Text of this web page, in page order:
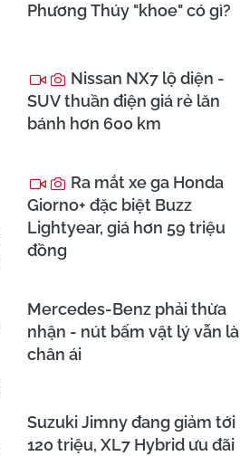
Phương Thúy "khoe" có gì?
Nissan NX7 lộ diện -
SUV thuần điện giá rẻ lăn
bánh hơn 600 km
Ra mắt xe ga Honda
Giorno+ đặc biệt Buzz
Lightyear, giá hơn 59 triệu
đồng
Mercedes-Benz phải thừa
nhận - nút bấm vật lý vẫn là
chân ái
Suzuki Jimny đang giảm tới
120 triệu, XL7 Hybrid ưu đãi